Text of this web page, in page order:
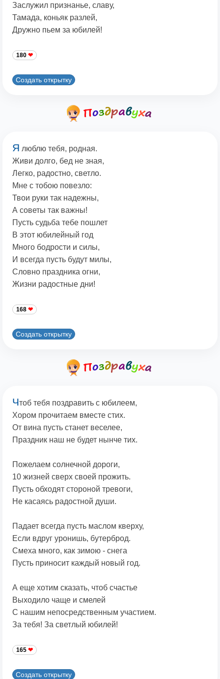
Заслужил признанье, славу,
Тамада, коньяк разлей,
Дружно пьем за юбилей!
180
Создать открытку
Я люблю тебя, родная.
Живи долго, бед не зная,
Легко, радостно, светло.
Мне с тобою повезло:
Твои руки так надежны,
А советы так важны!
Пусть судьба тебе пошлет
В этот юбилейный год
Много бодрости и силы,
И всегда пусть будут милы,
Словно праздника огни,
Жизни радостные дни!
168
Создать открытку
Чтоб тебя поздравить с юбилеем,
Хором прочитаем вместе стих.
От вина пусть станет веселее,
Праздник наш не будет нынче тих.
Пожелаем солнечной дороги,
10 жизней сверх своей прожить.
Пусть обходят стороной тревоги,
Не касаясь радостной души.
Падает всегда пусть маслом кверху,
Если вдруг уронишь, бутерброд.
Смеха много, как зимою - снега
Пусть приносит каждый новый год.
А еще хотим сказать, чтоб счастье
Выходило чаще и смелей
С нашим непосредственным участием.
За тебя! За светлый юбилей!
165
Создать открытку